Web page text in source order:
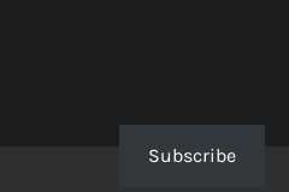
Subscribe